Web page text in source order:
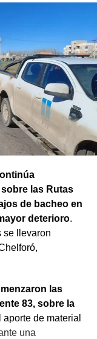
las Rutas
de bacheo en
deterioro.
se llevaron
las
83, sobre la
de material
una